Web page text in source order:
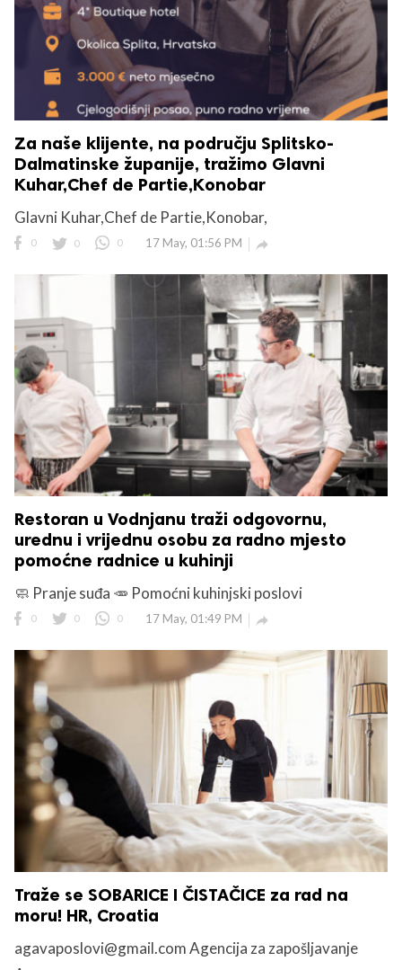
Za naše klijente, na području Splitsko-
Dalmatinske županije, tražimo Glavni
Kuhar,Chef de Partie,Konobar
Glavni Kuhar,Chef de Partie,Konobar,
0 0 0 17 May, 01:56 PM 
Restoran u Vodnjanu traži odgovornu,
urednu i vrijednu osobu za radno mjesto
pomoćne radnice u kuhinji
🧼 Pranje suđa 🥕 Pomoćni kuhinjski poslovi
0 0 0 17 May, 01:49 PM 
Traže se SOBARICE I ČISTAČICE za rad na
moru! HR, Croatia
agavaposlovi@gmail.com Agencija za zapošljavanje